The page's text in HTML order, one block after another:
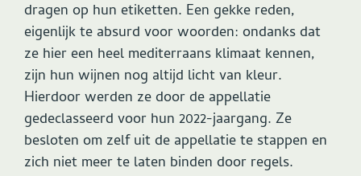
dragen op hun etiketten. Een gekke reden,
eigenlijk te absurd voor woorden: ondanks dat
ze hier een heel mediterraans klimaat kennen,
zijn hun wijnen nog altijd licht van kleur.
Hierdoor werden ze door de appellatie
gedeclasseerd voor hun 2022-jaargang. Ze
besloten om zelf uit de appellatie te stappen en
zich niet meer te laten binden door regels.